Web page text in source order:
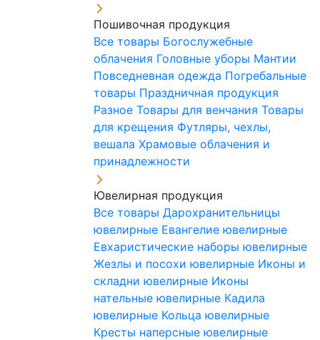
Пошивочная продукция
Все товары Богослужебные
облачения Головные уборы Мантии
Повседневная одежда Погребальные
товары Праздничная продукция
Разное Товары для венчания Товары
для крещения Футляры, чехлы,
вешала Храмовые облачения и
принадлежности
Ювелирная продукция
Все товары Дарохранительницы
ювелирные Евангелие ювелирные
Евхаристические наборы ювелирные
Жезлы и посохи ювелирные Иконы и
складни ювелирные Иконы
нательные ювелирные Кадила
ювелирные Кольца ювелирные
Кресты наперсные ювелирные